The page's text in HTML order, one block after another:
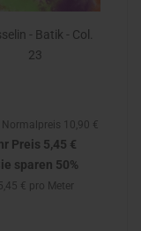
- Batik - Col.
23
Normalpreis 10,90 €
Preis 5,45 €
sparen 50%
€ pro Meter